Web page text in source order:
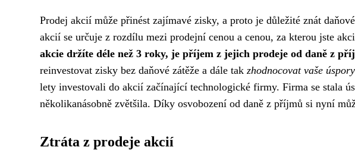
Prodej akcií může přinést zajímavé zisky, a proto je důležité znát
akcií se určuje z rozdílu mezi prodejní cenou a cenou, za kterou jste
akcie držíte déle než 3 roky, je příjem z jejich prodeje od daně z
reinvestovat zisky bez daňové zátěže a dále tak zhodnocovat vaše úspory
lety investovali do akcií začínající technologické firmy. Firma se stala
několikanásobně zvětšila. Díky osvobození od daně z příjmů si nyní
Ztráta z prodeje akcií